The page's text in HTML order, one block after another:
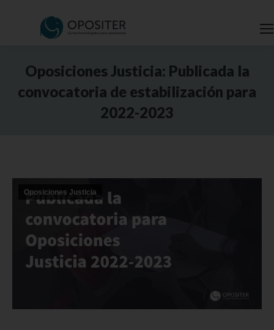
Oposiciones Justicia: Publicada la
convocatoria de estabilización para
2022-2023
Oposiciones Justicia